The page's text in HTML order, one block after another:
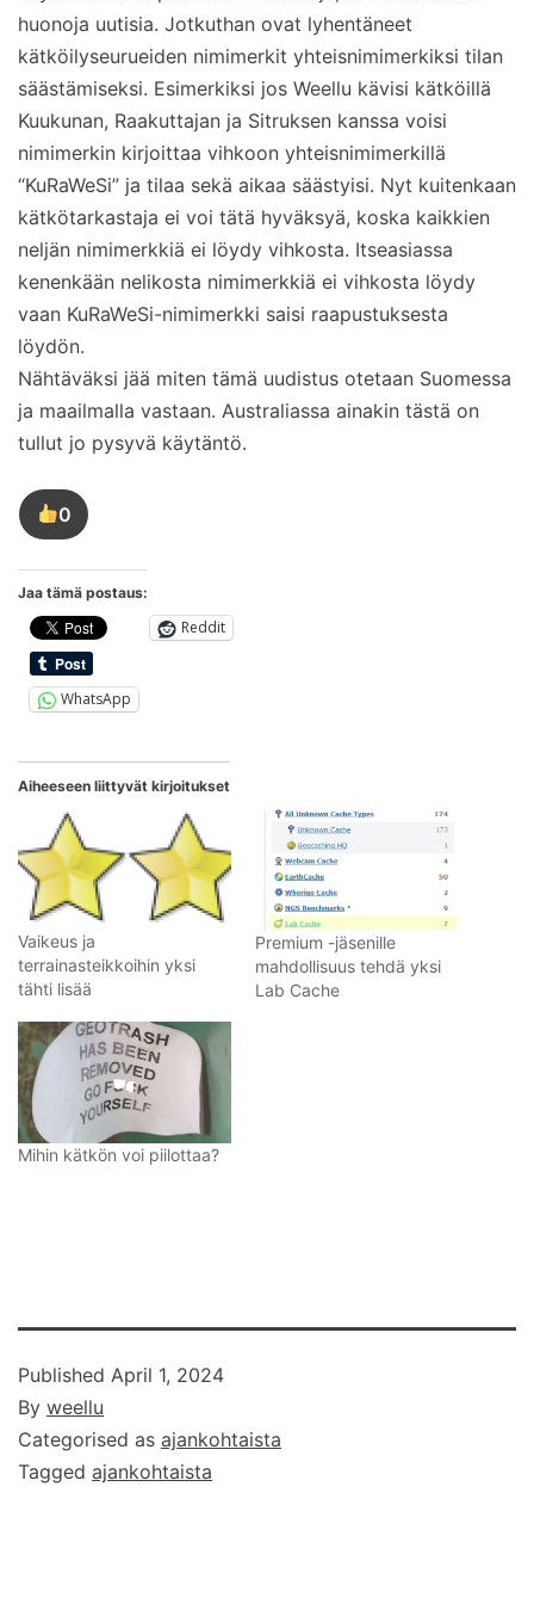
huonoja uutisia. Jotkuthan ovat lyhentäneet
kätköilyseurueiden nimimerkit yhteisnimimerkiksi tilan
säästämiseksi. Esimerkiksi jos Weellu kävisi kätköillä
Kuukunan, Raakuttajan ja Sitruksen kanssa voisi
nimimerkin kirjoittaa vihkoon yhteisnimimerkillä
“KuRaWeSi” ja tilaa sekä aikaa säästyisi. Nyt kuitenkaan
kätkötarkastaja ei voi tätä hyväksyä, koska kaikkien
neljän nimimerkkiä ei löydy vihkosta. Itseasiassa
kenenkään nelikosta nimimerkkiä ei vihkosta löydy
vaan KuRaWeSi-nimimerkki saisi raapustuksesta
löydön.
Nähtäväksi jää miten tämä uudistus otetaan Suomessa
ja maailmalla vastaan. Australiassa ainakin tästä on
tullut jo pysyvä käytäntö.
0
Tykkää
tästä
Jaa tämä postaus:
Reddit
WhatsApp
Aiheeseen liittyvät kirjoitukset
Vaikeus ja
terrainasteikkoihin yksi
tähti lisää
Premium -jäsenille
mahdollisuus tehdä yksi
Lab Cache
Mihin kätkön voi piilottaa?
Published April 1, 2024
By weellu
Categorised as ajankohtaista
Tagged ajankohtaista